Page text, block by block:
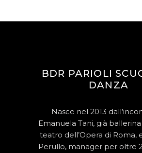
BDR PARIOLI
DANZA
Nasce nel 2013
Emanuela Tani, già
teatro dell’Opera di Roma,
Perullo, manager per oltre